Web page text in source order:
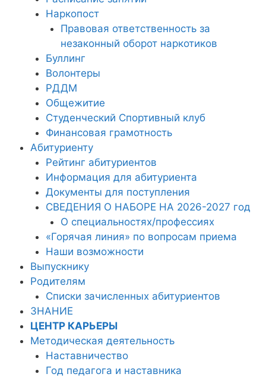
Наркопост
Правовая ответственность за
незаконный оборот наркотиков
Буллинг
Волонтеры
РДДМ
Общежитие
Студенческий Спортивный клуб
Финансовая грамотность
Абитуриенту
Рейтинг абитуриентов
Информация для абитуриента
Документы для поступления
СВЕДЕНИЯ О НАБОРЕ НА 2026-2027 год
О специальностях/профессиях
«Горячая линия» по вопросам приема
Наши возможности
Выпускнику
Родителям
Списки зачисленных абитуриентов
ЗНАНИЕ
ЦЕНТР КАРЬЕРЫ
Методическая деятельность
Наставничество
Год педагога и наставника